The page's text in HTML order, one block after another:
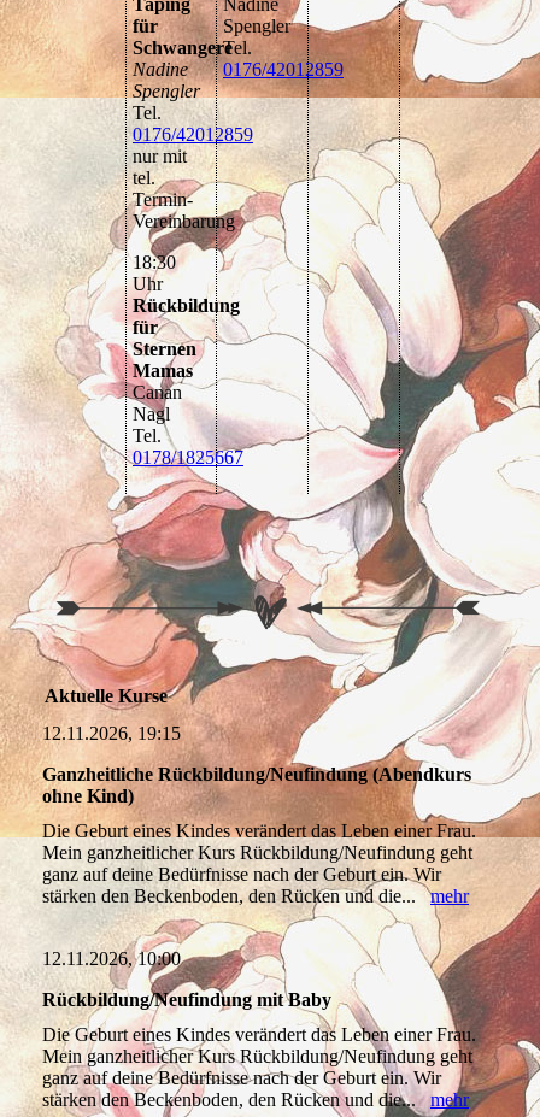
für
Schwangere
Nadine
Spengler
Tel.
0176/42012859
nur mit
tel.
Termin-
Vereinbarung
18:30
Uhr
Rückbildung
für
Sternen
Mamas
Canan
Nagl
Tel.
0178/1825667
Spengler
Tel.
0176/42012859
Aktuelle Kurse
12.11.2026, 19:15
Ganzheitliche Rückbildung/Neufindung (Abendkurs
ohne Kind)
Die Geburt eines Kindes verändert das Leben einer Frau.
Mein ganzheitlicher Kurs Rückbildung/Neufindung geht
ganz auf deine Bedürfnisse nach der Geburt ein. Wir
stärken den Beckenboden, den Rücken und die...mehr
12.11.2026, 10:00
Rückbildung/Neufindung mit Baby
Die Geburt eines Kindes verändert das Leben einer Frau.
Mein ganzheitlicher Kurs Rückbildung/Neufindung geht
ganz auf deine Bedürfnisse nach der Geburt ein. Wir
stärken den Beckenboden, den Rücken und die...mehr